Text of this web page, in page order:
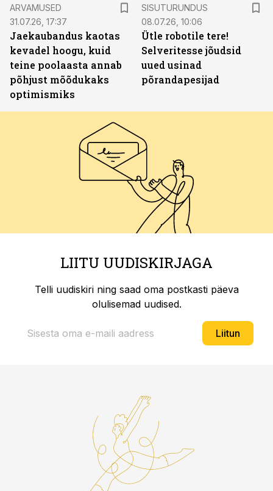
ARVAMUSED
31.07.26, 17:37
Jaekaubandus kaotas
kevadel hoogu, kuid
teine poolaasta annab
põhjust mõõdukaks
optimismiks
SISUTURUNDUS
08.07.26, 10:06
Ütle robotile tere!
Selveritesse jõudsid
uued usinad
põrandapesijad
LIITU UUDISKIRJAGA
Telli uudiskiri ning saad oma postkasti päeva
olulisemad uudised.
Liitun